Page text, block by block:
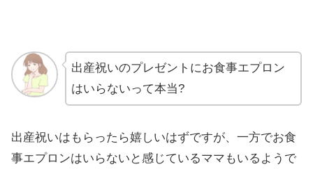
出産祝いのプレゼントにお食事エプロン
はいらないって本当?
出産祝いはもらったら嬉しいはずですが、一方でお食
事エプロンはいらないと感じているママもいるようで